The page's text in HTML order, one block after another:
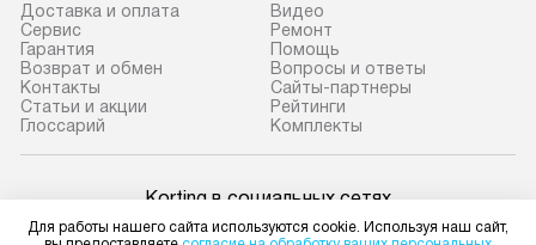
Доставка и оплата
Сервис
Гарантия
Возврат и обмен
Контакты
Статьи и акции
Глоссарий
Видео
Ремонт
Помощь
Вопросы и ответы
Сайты-партнеры
Рейтинги
Комплекты
Korting в социальных сетях
Для работы нашего сайта используются cookie. Используя наш сайт,